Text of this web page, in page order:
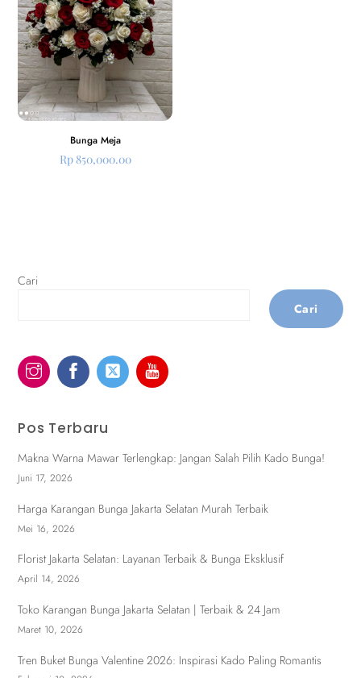
Bunga Meja
Rp850,000.00
Cari
Cari
Pos Terbaru
Makna Warna Mawar Terlengkap: Jangan Salah Pilih Kado Bunga!
Juni 17, 2026
Harga Karangan Bunga Jakarta Selatan Murah Terbaik
Mei 16, 2026
Florist Jakarta Selatan: Layanan Terbaik & Bunga Eksklusif
April 14, 2026
Toko Karangan Bunga Jakarta Selatan | Terbaik & 24 Jam
Maret 10, 2026
Tren Buket Bunga Valentine 2026: Inspirasi Kado Paling Romantis